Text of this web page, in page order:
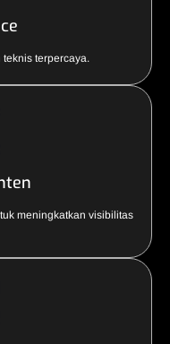
terpercaya.
meningkatkan visibilitas